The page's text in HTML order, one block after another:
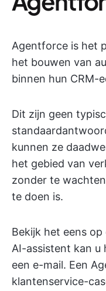
Agentforce is het
het bouwen van
binnen hun CRM-
Dit zijn geen
kunnen ze
het gebied van
zonder te
te doen is.
Bekijk het eens
AI-assistent kan u
een e-mail. Een
klantenservice-